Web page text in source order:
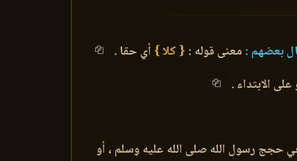
بعضهم : معنى قوله : { كلا } أي حقا .
الابتداء .
حجج رسول الله صلى الله عليه وسلم ، أو